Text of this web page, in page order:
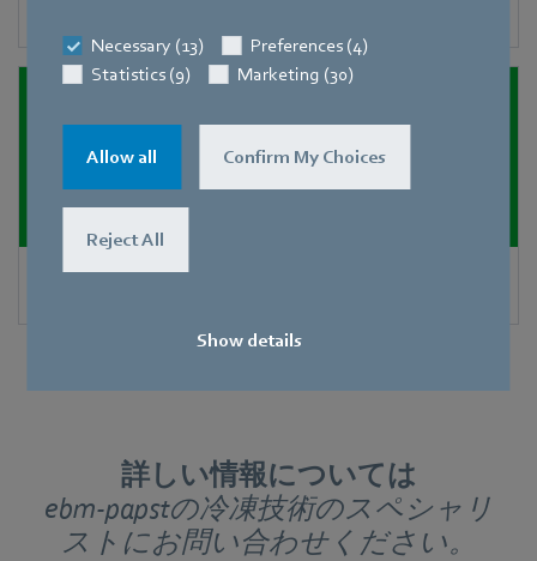
Necessary (13)
Preferences (4)
Statistics (9)
Marketing (30)
Allow all Confirm My Choices
Reject All
Show details
詳しい情報については
ebm-papstの冷凍技術のスペシャリ
ストにお問い合わせください。